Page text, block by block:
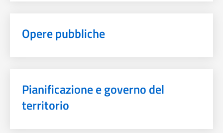
Opere pubbliche
Pianificazione e governo del
territorio